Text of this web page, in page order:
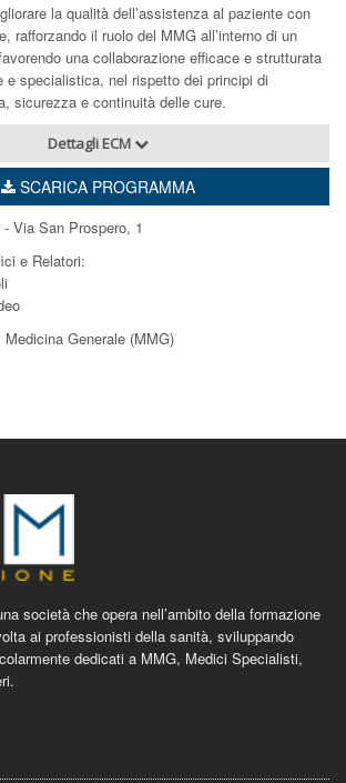
la qualità dell’assistenza al paziente con
rafforzando il ruolo del MMG all’interno di un
una collaborazione efficace e strutturata
e specialistica, nel rispetto dei principi di
sicurezza e continuità delle cure.
Dettagli ECM
SCARICA PROGRAMMA
Via San Prospero, 1
e Relatori:
Generale (MMG)
società che opera nell’ambito della formazione
ai professionisti della sanità, sviluppando
dedicati a MMG, Medici Specialisti,